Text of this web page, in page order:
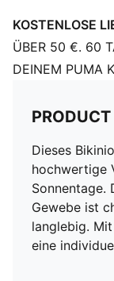
KOSTENLOSE
ÜBER 50 €. 60
DEINEM PUMA
Dieses
hochwertige
Sonnentage.
Gewebe ist
langlebig.
eine